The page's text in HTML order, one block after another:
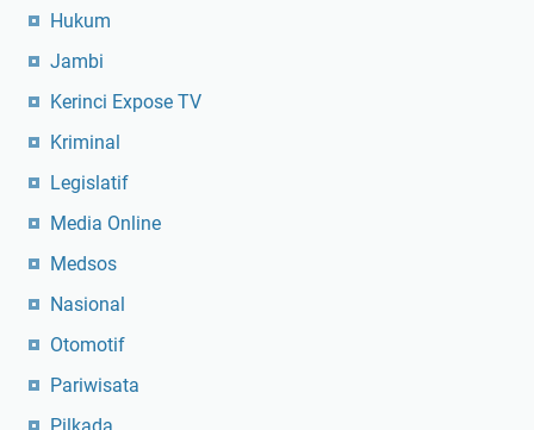
Hukum
Jambi
Kerinci Expose TV
Kriminal
Legislatif
Media Online
Medsos
Nasional
Otomotif
Pariwisata
Pilkada